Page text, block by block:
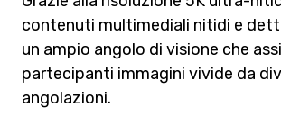
contenuti multimediali nitidi e
un ampio angolo di visione che
partecipanti immagini vivide da
angolazioni.